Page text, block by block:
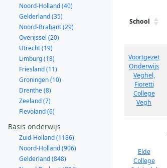
Noord-Holland (40)
Gelderland (35)
Noord-Brabant (29)
Overijssel (20)
Utrecht (19)
Limburg (18)
Friesland (11)
Groningen (10)
Drenthe (8)
Zeeland (7)
Flevoland (6)
Basis onderwijs
Zuid-Holland (1186)
Noord-Holland (906)
Gelderland (848)
School
Voortgezet
Onderwijs
Veghel,
Fioretti
College
Vegh
Elde
College